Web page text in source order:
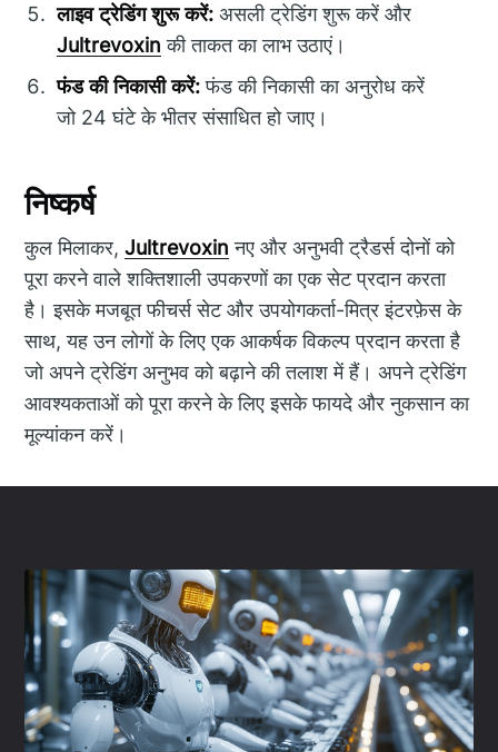
लाइव ट्रेडिंग शुरू करें: असली ट्रेडिंग शुरू करें और
Jultrevoxin की ताकत का लाभ उठाएं।
फंड की निकासी करें:फंड की निकासी का अनुरोध करें
जो 24 घंटे के भीतर संसाधित हो जाए।
निष्कर्ष
कुल मिलाकर,Jultrevoxin नए और अनुभवी ट्रैडर्स दोनों को
पूरा करने वाले शक्तिशाली उपकरणों का एक सेट प्रदान करता
है। इसके मजबूत फीचर्स सेट और उपयोगकर्ता-मित्र इंटरफ़ेस के
साथ, यह उन लोगों के लिए एक आकर्षक विकल्प प्रदान करता है
जो अपने ट्रेडिंग अनुभव को बढ़ाने की तलाश में हैं। अपने ट्रेडिंग
आवश्यकताओं को पूरा करने के लिए इसके फायदे और नुकसान का
मूल्यांकन करें।